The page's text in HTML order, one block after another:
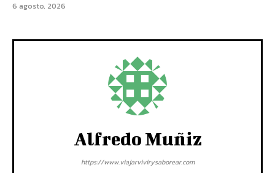
6 agosto, 2026
Alfredo Muñiz
https://www.viajarvivirysaborear.com